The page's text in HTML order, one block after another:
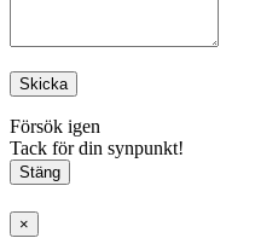
Skicka
Försök igen
Tack för din synpunkt!
Stäng
×